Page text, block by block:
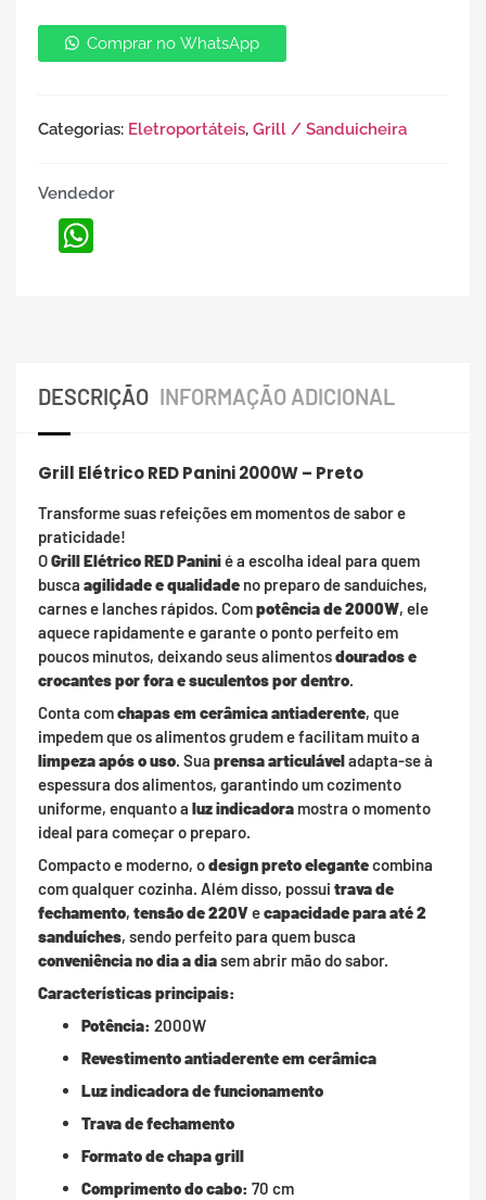
Comprar no WhatsApp
Categorias: Eletroportáteis, Grill / Sanduicheira
Vendedor
DESCRIÇÃO INFORMAÇÃO ADICIONAL
Grill Elétrico RED Panini 2000W – Preto
Transforme suas refeições em momentos de sabor e
praticidade!
OGrill Elétrico RED Paninié a escolha ideal para quem
busca agilidade e qualidade no preparo de sanduíches,
carnes e lanches rápidos. Compotência de 2000W, ele
aquece rapidamente e garante o ponto perfeito em
poucos minutos, deixando seus alimentosdourados e
crocantes por fora e suculentos por dentro.
Conta comchapas em cerâmica antiaderente, que
impedem que os alimentos grudem e facilitam muito a
limpeza após o uso. Sua prensa articuláveladapta-se à
espessura dos alimentos, garantindo um cozimento
uniforme, enquanto a luz indicadora mostra o momento
ideal para começar o preparo.
Compacto e moderno, odesign preto elegantecombina
com qualquer cozinha. Além disso, possui trava de
fechamento, tensão de 220Vecapacidade para até 2
sanduíches, sendo perfeito para quem busca
conveniência no dia a diasem abrir mão do sabor.
Características principais:
Potência: 2000W
Revestimento antiaderente em cerâmica
Luz indicadora de funcionamento
Trava de fechamento
Formato de chapa grill
Comprimento do cabo: 70 cm